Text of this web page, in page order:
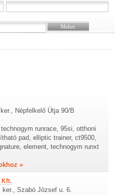
Népfelkelő Útja 90/B
runrace, 95si, otthoni
pad, elliptic trainer, ct9500,
element, technogym runxt
»
Kft.
ker., Szabó József u. 6.